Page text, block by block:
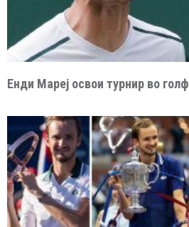
Енди Мареј освои турнир во голф